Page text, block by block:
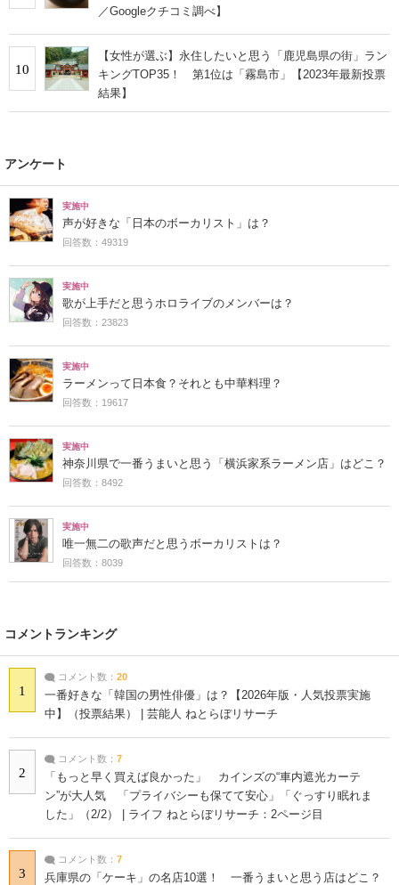
／Googleクチコミ調べ】
10
【女性が選ぶ】永住したいと思う「鹿児島県の街」ラン
キングTOP35！ 第1位は「霧島市」【2023年最新投票
結果】
アンケート
実施中
声が好きな「日本のボーカリスト」は？
回答数：49319
実施中
歌が上手だと思うホロライブのメンバーは？
回答数：23823
実施中
ラーメンって日本食？それとも中華料理？
回答数：19617
実施中
神奈川県で一番うまいと思う「横浜家系ラーメン店」はどこ？
回答数：8492
実施中
唯一無二の歌声だと思うボーカリストは？
回答数：8039
コメントランキング
1
コメント数： 20
一番好きな「韓国の男性俳優」は？【2026年版・人気投票実施
中】（投票結果） | 芸能人 ねとらぼリサーチ
2
コメント数： 7
「もっと早く買えば良かった」 カインズの“車内遮光カーテ
ン”が大人気 「プライバシーも保てて安心」「ぐっすり眠れま
した」（2/2） | ライフ ねとらぼリサーチ：2ページ目
3
コメント数： 7
兵庫県の「ケーキ」の名店10選！ 一番うまいと思う店はどこ？